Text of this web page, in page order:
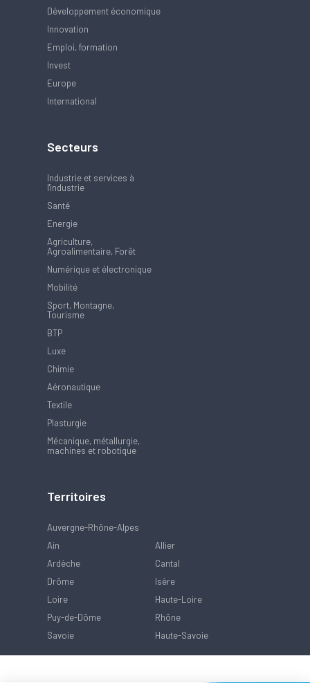
Développement économique
Innovation
Emploi, formation
Invest
Europe
International
Secteurs
Industrie et services à
l'industrie
Santé
Energie
Agriculture,
Agroalimentaire, Forêt
Numérique et électronique
Mobilité
Sport, Montagne,
Tourisme
BTP
Luxe
Chimie
Aéronautique
Textile
Plasturgie
Mécanique, métallurgie,
machines et robotique
Territoires
Auvergne-Rhône-Alpes
Ain
Allier
Ardèche
Cantal
Drôme
Isère
Loire
Haute-Loire
Puy-de-Dôme
Rhône
Savoie
Haute-Savoie